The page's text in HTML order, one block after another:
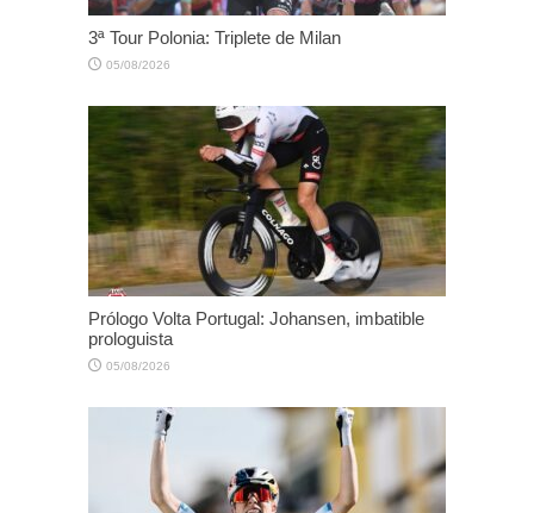
3ª Tour Polonia: Triplete de Milan
05/08/2026
Prólogo Volta Portugal: Johansen, imbatible
prologuista
05/08/2026